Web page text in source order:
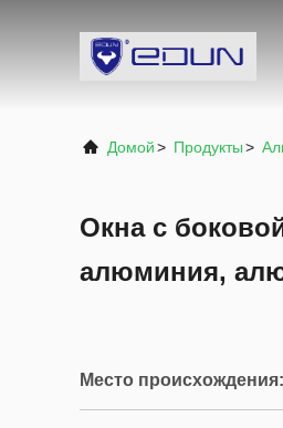
Домой> Продукты>
Окна с
алюминия,
Место происхождения: